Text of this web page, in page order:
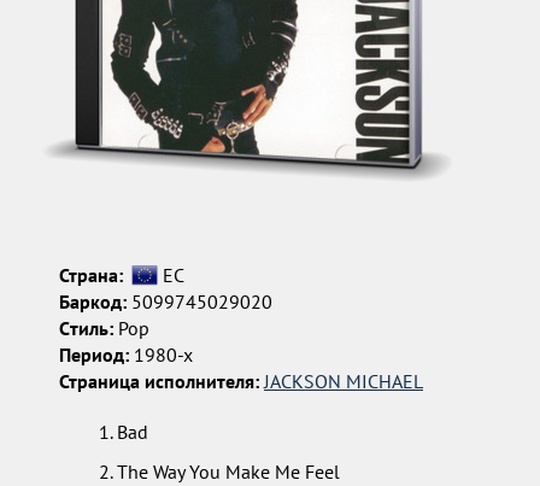
Страна:
ЕС
Баркод:5099745029020
Cтиль:Pop
Период:1980-х
Страница исполнителя:JACKSON MICHAEL
Bad
The Way You Make Me Feel